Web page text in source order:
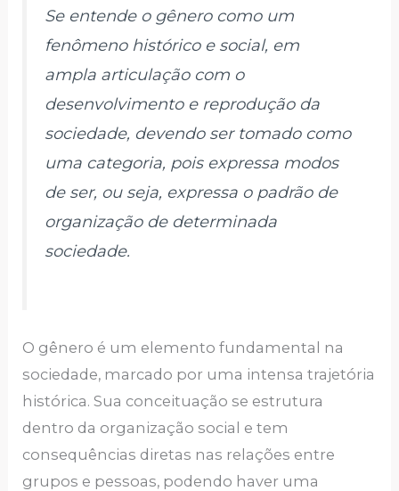
Se entende o gênero como um
fenômeno histórico e social, em
ampla articulação com o
desenvolvimento e reprodução da
sociedade, devendo ser tomado como
uma categoria, pois expressa modos
de ser, ou seja, expressa o padrão de
organização de determinada
sociedade.
O gênero é um elemento fundamental na
sociedade, marcado por uma intensa trajetória
histórica. Sua conceituação se estrutura
dentro da organização social e tem
consequências diretas nas relações entre
grupos e pessoas, podendo haver uma